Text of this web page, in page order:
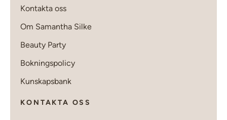
Kontakta oss
Om Samantha Silke
Beauty Party
Bokningspolicy
Kunskapsbank
KONTAKTA OSS